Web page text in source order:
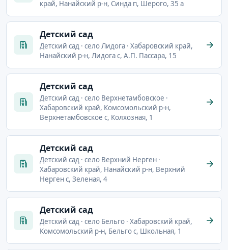
край, Нанайский р-н, Синда п, Шерого, 35 а
Детский сад
Детский сад · село Лидога · Хабаровский край,
Нанайский р-н, Лидога с, А.П. Пассара, 15
Детский сад
Детский сад · село Верхнетамбовское ·
Хабаровский край, Комсомольский р-н,
Верхнетамбовское с, Колхозная, 1
Детский сад
Детский сад · село Верхний Нерген ·
Хабаровский край, Нанайский р-н, Верхний
Нерген с, Зеленая, 4
Детский сад
Детский сад · село Бельго · Хабаровский край,
Комсомольский р-н, Бельго с, Школьная, 1